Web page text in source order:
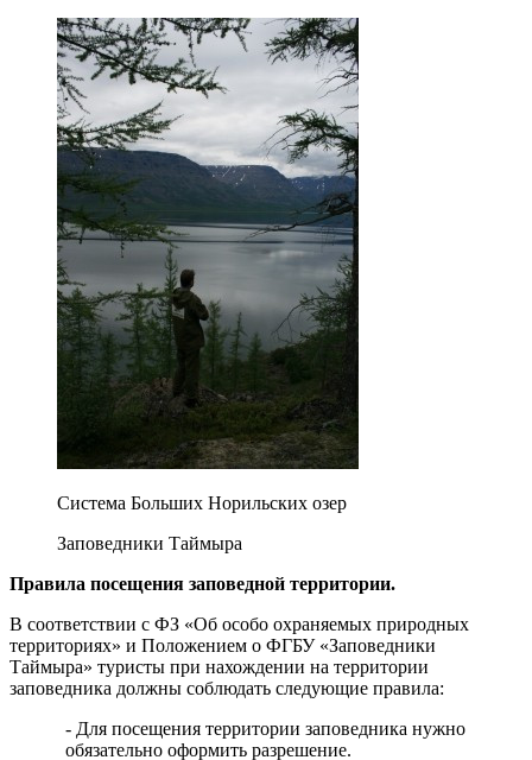
Туризм
Система Больших Норильских озер
Заповедники Таймыра
Правила посещения заповедной территории.
В соответствии с ФЗ «Об особо охраняемых природных
территориях» и Положением о ФГБУ «Заповедники
заповедника должны соблюдать следующие правила: